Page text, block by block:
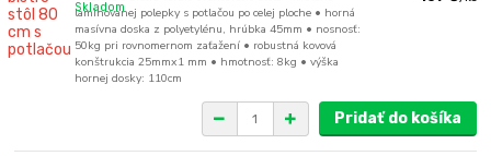
laminovanej polepky s potlačou po celej ploche • horná
masívna doska z polyetylénu, hrúbka 45mm • nosnosť:
50kg pri rovnomernom zaťažení • robustná kovová
konštrukcia 25mmx1 mm • hmotnosť: 8kg • výška
hornej dosky: 110cm
Skladom
Pridať do košíka